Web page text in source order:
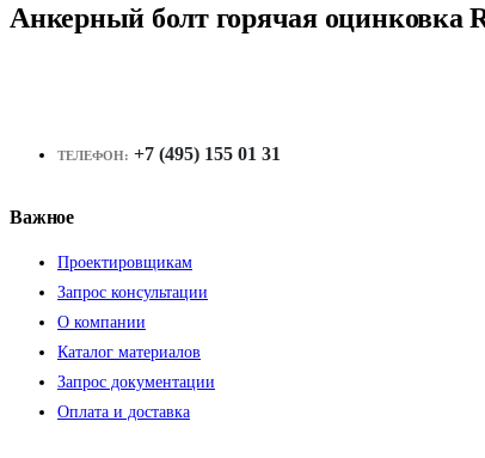
Анкерный болт горячая оцинковка
ТЕЛЕФОН: +7 (495) 155 01 31
Важное
Проектировщикам
Запрос консультации
О компании
Каталог материалов
Запрос документации
Оплата и доставка